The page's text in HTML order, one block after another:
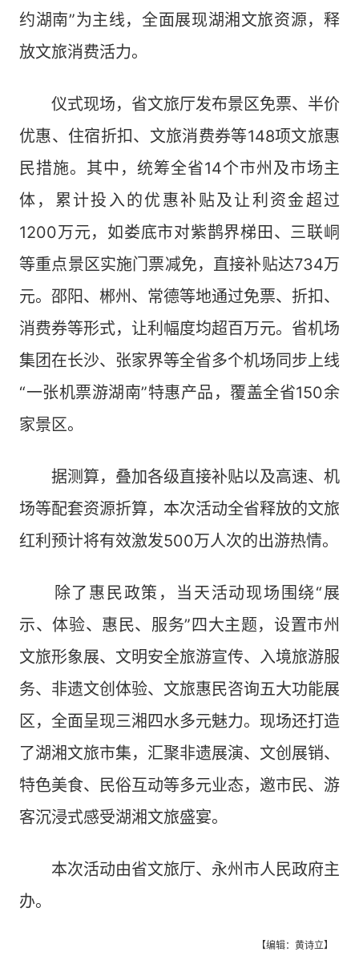
约湖南”为主线，全面展现湖湘文旅资源，释
放文旅消费活力。
仪式现场，省文旅厅发布景区免票、半价
优惠、住宿折扣、文旅消费券等148项文旅惠
民措施。其中，统筹全省14个市州及市场主
体，累计投入的优惠补贴及让利资金超过
1200万元，如娄底市对紫鹊界梯田、三联峒
等重点景区实施门票减免，直接补贴达734万
元。邵阳、郴州、常德等地通过免票、折扣、
消费券等形式，让利幅度均超百万元。省机场
集团在长沙、张家界等全省多个机场同步上线
“一张机票游湖南”特惠产品，覆盖全省150余
家景区。
据测算，叠加各级直接补贴以及高速、机
场等配套资源折算，本次活动全省释放的文旅
红利预计将有效激发500万人次的出游热情。
除了惠民政策，当天活动现场围绕“展
示、体验、惠民、服务”四大主题，设置市州
文旅形象展、文明安全旅游宣传、入境旅游服
务、非遗文创体验、文旅惠民咨询五大功能展
区，全面呈现三湘四水多元魅力。现场还打造
了湖湘文旅市集，汇聚非遗展演、文创展销、
特色美食、民俗互动等多元业态，邀市民、游
客沉浸式感受湖湘文旅盛宴。
本次活动由省文旅厅、永州市人民政府主
办。
【编辑：黄诗立】